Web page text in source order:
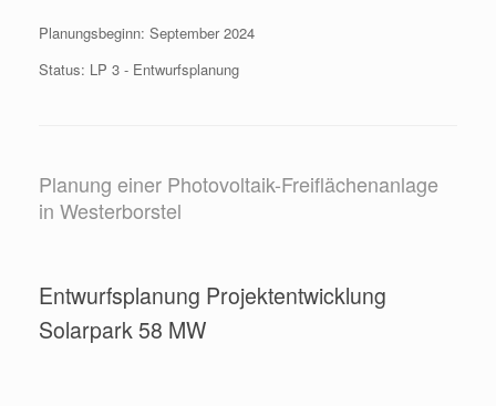
Planungsbeginn: September 2024
Status: LP 3 - Entwurfsplanung
Planung einer Photovoltaik-Freiflächenanlage
in Westerborstel
Entwurfsplanung Projektentwicklung
Solarpark 58 MW